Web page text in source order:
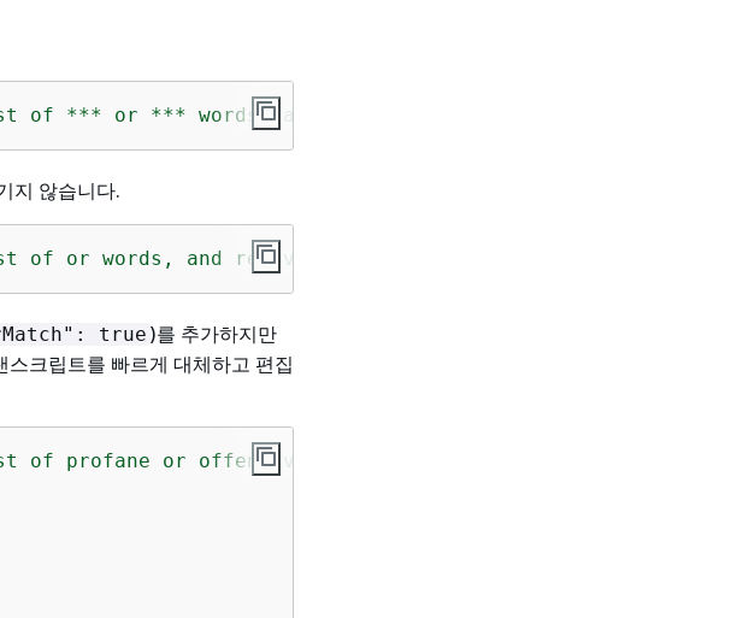
of *** or *** words, and *** *** removes them from
지 않습니다.
of or words, and removes them from transcripts
true )를 추가하지만
크립트를 빠르게 대체하고 편집
of profane or offensive words, and amazon transcribe